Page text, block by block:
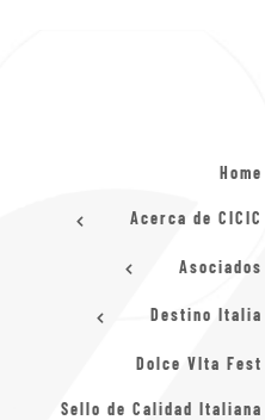
Home
Acerca de CICIC
Asociados
Destino Italia
Dolce VIta Fest
Sello de Calidad Italiana